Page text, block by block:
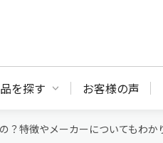
を探す お客様の声
？特徴やメーカーについてもわか